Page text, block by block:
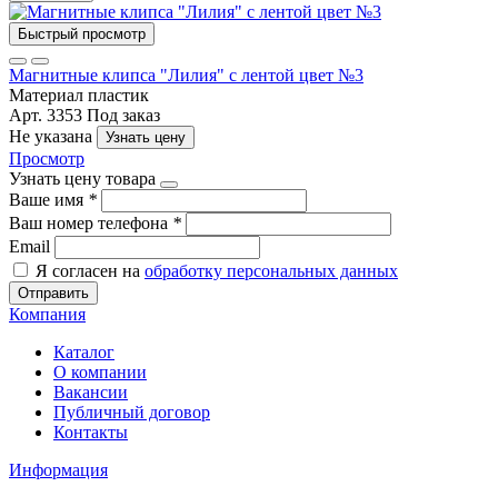
Быстрый просмотр
Магнитные клипса "Лилия" с лентой цвет №3
Материал пластик
Арт. 3353 Под заказ
Не указана
Узнать цену
Просмотр
Узнать цену товара
Ваше имя *
Ваш номер телефона *
Email
Я согласен на обработку персональных данных
Отправить
Компания
Каталог
О компании
Вакансии
Публичный договор
Контакты
Информация